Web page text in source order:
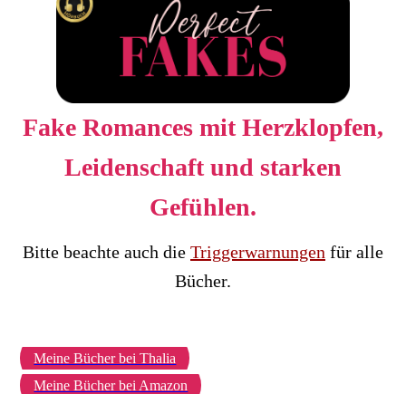
Fake Romances mit Herzklopfen,
Leidenschaft und starken
Gefühlen.
Bitte beachte auch die Triggerwarnungen für alle
Bücher.
Meine Bücher bei Thalia
Meine Bücher bei Amazon